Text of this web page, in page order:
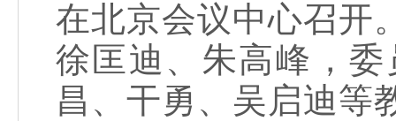
在北京会议中心召开
徐匡迪、朱高峰，
昌、干勇、吴启迪等